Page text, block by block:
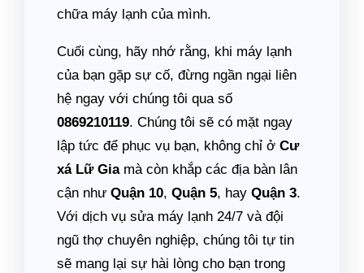
chữa máy lạnh của mình.
Cuối cùng, hãy nhớ rằng, khi máy lạnh
của bạn gặp sự cố, đừng ngần ngại liên
hệ ngay với chúng tôi qua số
0869210119. Chúng tôi sẽ có mặt ngay
lập tức để phục vụ bạn, không chỉ ở Cư
xá Lữ Giamà còn khắp các địa bàn lân
cận như Quận 10, Quận 5, hay Quận 3.
Với dịch vụ sửa máy lạnh 24/7 và đội
ngũ thợ chuyên nghiệp, chúng tôi tự tin
sẽ mang lại sự hài lòng cho bạn trong